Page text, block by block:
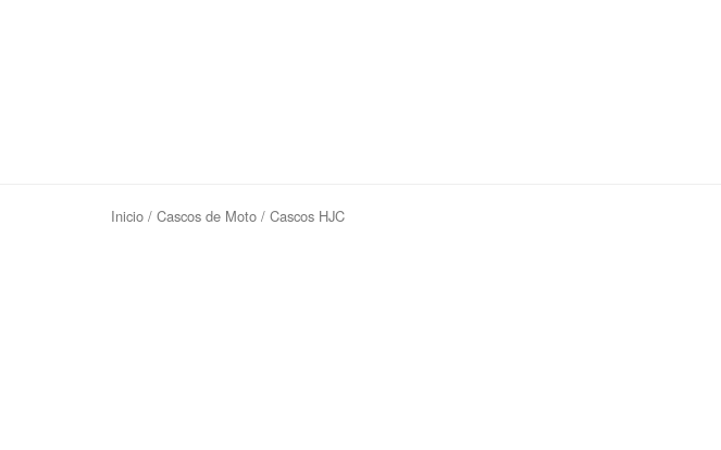
Inicio / Cascos de Moto / Cascos HJC